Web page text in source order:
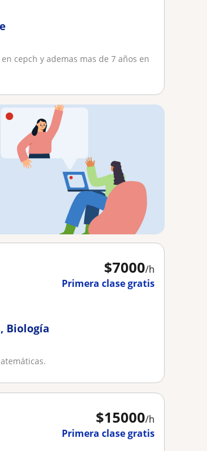
cepch y ademas mas de 7 años en
$7000/h
Primera clase gratis
Biología
$15000/h
Primera clase gratis